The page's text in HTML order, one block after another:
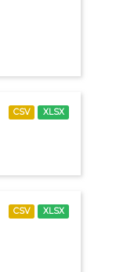
CSV XLSX
CSV XLSX